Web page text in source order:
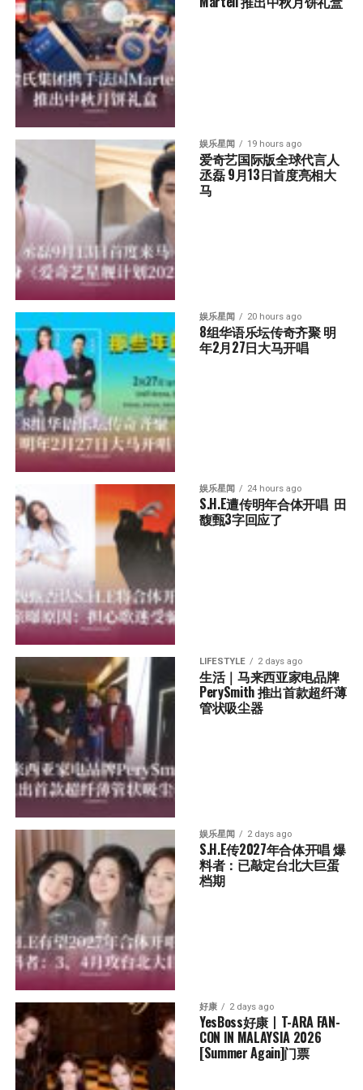
娱乐星闻 19 hours ago
爱奇艺国际版全球代言人
丞磊 9月13日首度亮相大
马
娱乐星闻 20 hours ago
8组华语乐坛传奇⻬聚 明
年2月27日大马开唱
娱乐星闻 24 hours ago
S.H.E遭传明年合体开唱  田
馥甄3字回应了
LIFESTYLE 2 days ago
生活｜马来西亚家电品牌
PerySmith 推出首款超纤薄
管状吸尘器
娱乐星闻 2 days ago
S.H.E传2027年合体开唱 爆
料者：已敲定台北大巨蛋
档期
好康 2 days ago
YesBoss好康丨T-ARA FAN-
CON IN MALAYSIA 2026
[Summer Again]门票